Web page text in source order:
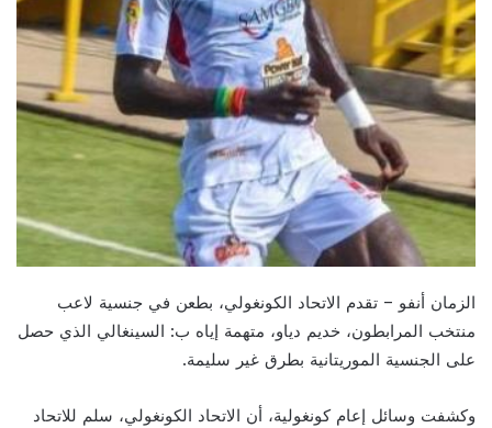
الزمان أنفو – تقدم الاتحاد الكونغولي، بطعن في جنسية لاعب
منتخب المرابطون، خديم دياو، متهمة إياه ب: السينغالي الذي حصل
على الجنسية الموريتانية بطرق غير سليمة.
وكشفت وسائل إعام كونغولية، أن الاتحاد الكونغولي، سلم للاتحاد